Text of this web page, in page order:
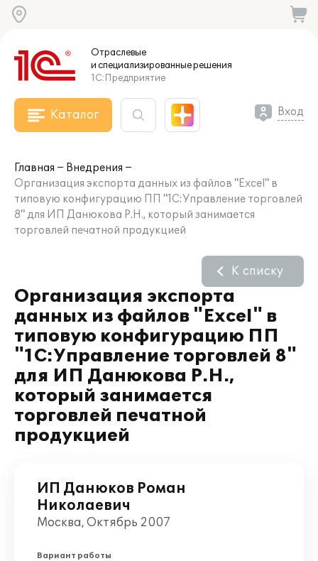
Отраслевые
и специализированныерешения
1С:Предприятие
Каталог Вход
Главная
Внедрения
Организация экспорта данных из файлов "Excel" в
типовую конфигурацию ПП "1С:Управление торговлей
8" для ИП Данюкова Р.Н., который занимается
торговлей печатной продукцией
Организация экспорта
данных из файлов "Excel" в
типовую конфигурацию ПП
"1С:Управление торговлей 8"
для ИП Данюкова Р.Н.,
который занимается
торговлей печатной
продукцией
К списку
ИП Данюков Роман
Николаевич
Москва, Октябрь 2007
Вариант работы